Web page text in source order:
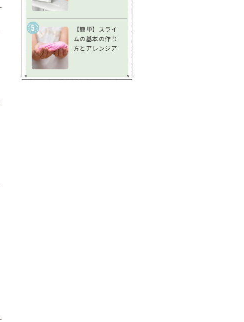
意点を徹底解説
【簡単】スライ
ムの基本の作り
方とアレンジア
う！